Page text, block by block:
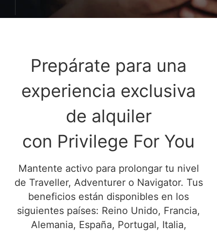
Prepárate para una
experiencia exclusiva
de alquiler
con Privilege For You
Mantente activo para prolongar tu nivel
de Traveller, Adventurer o Navigator. Tus
beneficios están disponibles en los
siguientes países: Reino Unido, Francia,
Alemania, España, Portugal, Italia,